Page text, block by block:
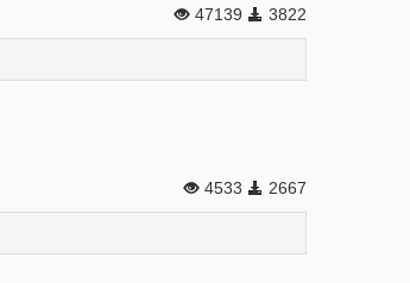
47139 3822
4533 2667